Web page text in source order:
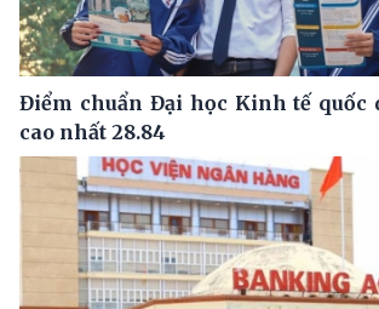
Điểm chuẩn Đại học Kinh tế quốc
cao nhất 28.84